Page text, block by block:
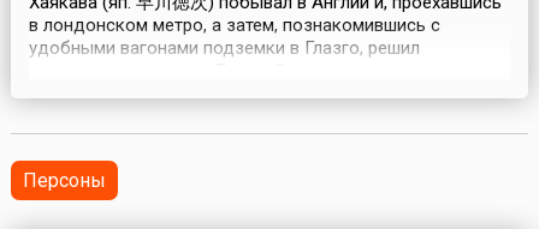
в лондонском метро, а затем, познакомившись с
удобными вагонами подземки в Глазго, решил
задержалось из-за Первой мировой войны, в которую
Хаякава основывает компанию «Токио Тика-тэцудо»
(«Токийская подз...
Персоны